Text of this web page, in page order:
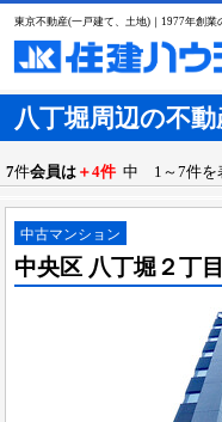
東京不動産(一戸建て、土地)｜1977年創業
八丁堀周辺の不
7件会員は ＋4件 中 1～7件を
中古マンション
中央区 八丁堀２丁